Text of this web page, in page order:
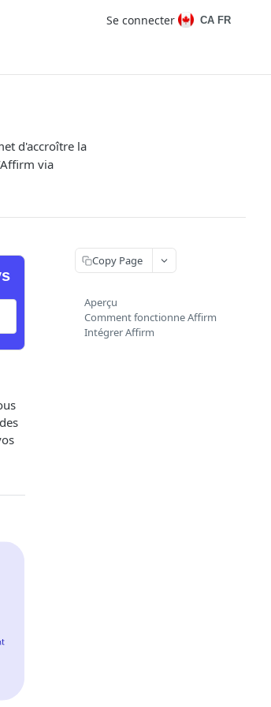
Se connecter CA FR
d'accroître la
via
Copy Page
Aperçu
Comment fonctionne Affirm
Intégrer Affirm